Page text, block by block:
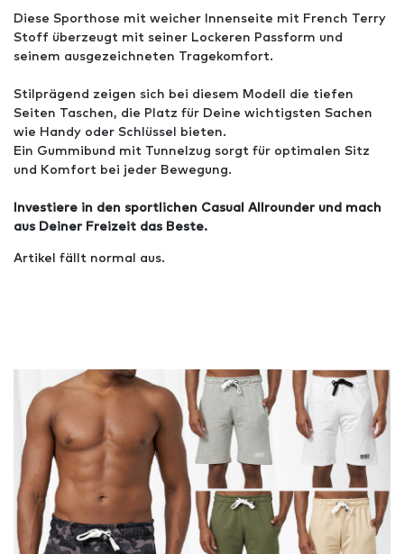
Diese Sporthose mit weicher Innenseite mit French Terry
Stoff überzeugt mit seiner Lockeren Passform und
seinem ausgezeichneten Tragekomfort.
Stilprägend zeigen sich bei diesem Modell die tiefen
Seiten Taschen, die Platz für Deine wichtigsten Sachen
wie Handy oder Schlüssel bieten.
Ein Gummibund mit Tunnelzug sorgt für optimalen Sitz
und Komfort bei jeder Bewegung.
Investiere in den sportlichen Casual Allrounder und mach
aus Deiner Freizeit das Beste.
Artikel fällt normal aus.